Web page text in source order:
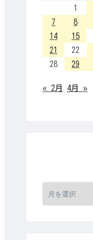
1
7
8
14
15
21
22
28
29
« 2月 4月 »